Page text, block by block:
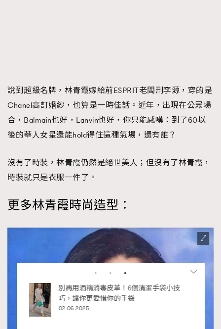
說到超級名牌，林青霞嫁給前ESPRIT老闆刑李源，穿的是
Chanel高訂婚紗，也算是一時佳話。近年，出現在公眾場
合，Balmain也好，Lanvin也好，你只能感嘆：到了60以
後的華人女星還能hold得住這種氣場，還有誰？
沒有了時裝，林青霞仍然是絕世美人；但沒有了林青霞，
時裝就只是衣服一件了。
更多林青霞時尚造型：
別再用酒精消毒皮革！6個清潔手袋小技
巧，讓你更愛惜你的手袋
02.06.2025